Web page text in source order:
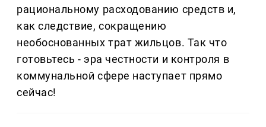
рациональному расходованию средств и,
как следствие, сокращению
необоснованных трат жильцов. Так что
готовьтесь - эра честности и контроля в
коммунальной сфере наступает прямо
сейчас!